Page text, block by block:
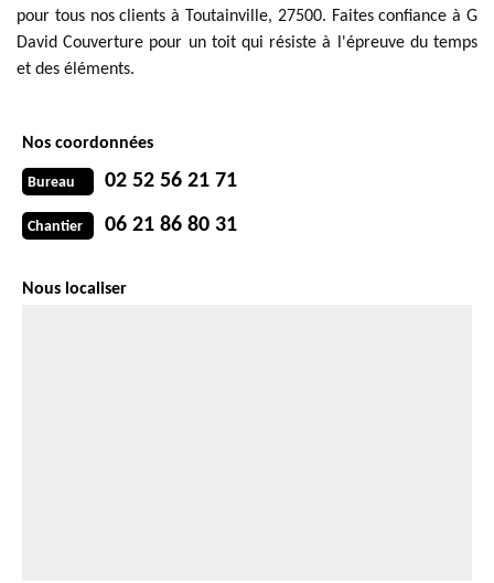
pour tous nos clients à Toutainville, 27500. Faites confiance à G
David Couverture pour un toit qui résiste à l'épreuve du temps
et des éléments.
Nos coordonnées
Bureau 02 52 56 21 71
Chantier 06 21 86 80 31
Nous localiser